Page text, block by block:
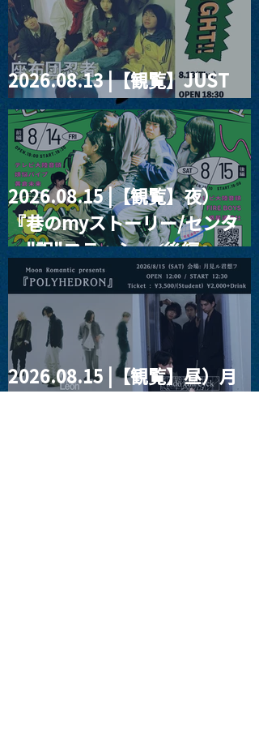
2026.08.13 |【観覧】JUST
RIGHT!! vol.26
2026.08.15 |【観覧】夜）
『巷のmyストーリー/センタ
ー"訳"フラッシュ⚡️後編』
2026.08.15 |【観覧】昼）月